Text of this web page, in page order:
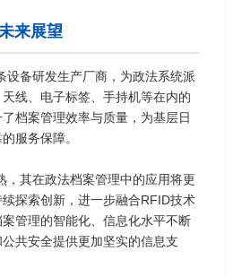
来展望
设备研发生产厂商，为政法系统派
线、电子标签、手持机等在内的
档案管理效率与质量，为基层日
服务保障。
，其在政法档案管理中的应用将更
探索创新，进一步融合RFID技术
管理的智能化、信息化水平不断
共安全提供更加坚实的信息支